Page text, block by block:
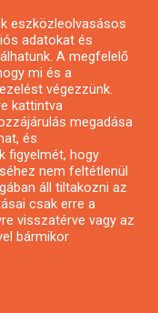
eszközleolvasásos
adatokat és
A megfelelő
mi és a
végezzünk.
kattintva
megadása
és
figyelmét, hogy
nem feltétlenül
áll tiltakozni az
csak erre a
visszatérve vagy az
bármikor